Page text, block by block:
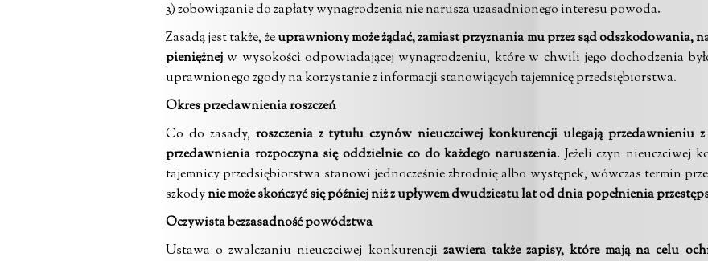
3) zobowiązanie do zapłaty wynagrodzenia nie narusza uzasadnionego interesu powoda.
Zasadą jest także, żeuprawniony może żądać, zamiast przyznania mu przez sąd odszkodowania,
pieniężnej w wysokości odpowiadającej wynagrodzeniu, które w chwili jego dochodzenia
uprawnionego zgody na korzystanie z informacji stanowiących tajemnicę przedsiębiorstwa.
Okres przedawnienia roszczeń
Co do zasady, roszczenia z tytułu czynów nieuczciwej konkurencji ulegają przedawnieniu
przedawnienia rozpoczyna się oddzielnie co do każdego naruszenia. Jeżeli czyn nieuczciwej
tajemnicy przedsiębiorstwa stanowi jednocześnie zbrodnię albo występek, wówczas termin
szkodynie może skończyć się później niż z upływem dwudziestu lat od dnia popełnienia
Oczywista bezzasadność powództwa
Ustawa o zwalczaniu nieuczciwej konkurencjizawiera także zapisy, które mają na celu